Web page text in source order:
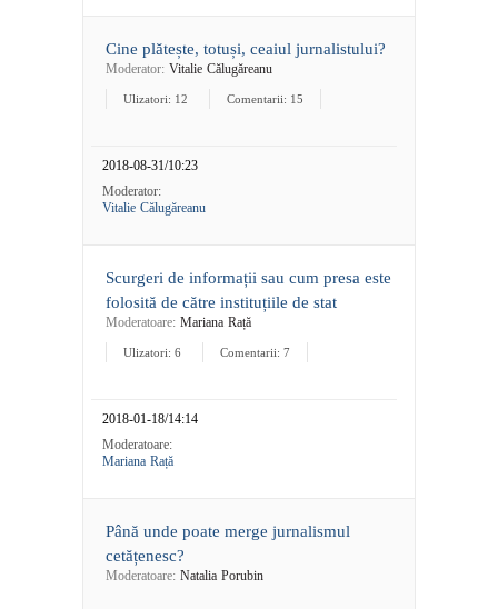
Cine plătește, totuși, ceaiul jurnalistului?
Moderator: Vitalie Călugăreanu
Ulizatori: 12 Comentarii: 15
2018-08-31/10:23
Moderator:
Vitalie Călugăreanu
Scurgeri de informații sau cum presa este
folosită de către instituțiile de stat
Moderatoare: Mariana Rață
Ulizatori: 6 Comentarii: 7
2018-01-18/14:14
Moderatoare:
Mariana Rață
Până unde poate merge jurnalismul
cetățenesc?
Moderatoare: Natalia Porubin